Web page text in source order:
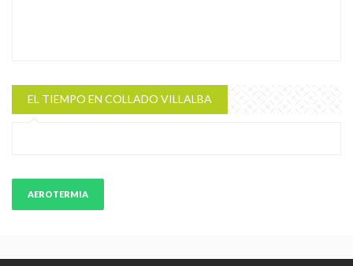
EL TIEMPO EN COLLADO VILLALBA
AEROTERMIA